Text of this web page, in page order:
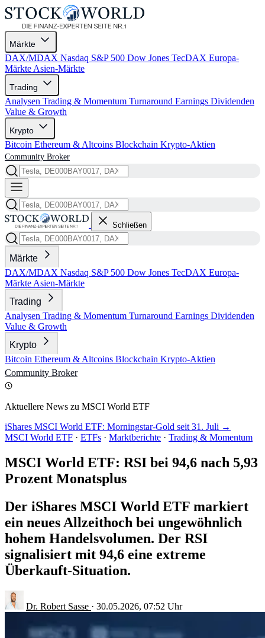
Märkte
DAX/MDAX Nasdaq S&P 500 Dow Jones TecDAX Europa-
Märkte Asien-Märkte
Trading
Analysen Trading & Momentum Turnaround Earnings Dividenden
Value & Growth
Krypto
Bitcoin Ethereum & Altcoins Blockchain Krypto-Aktien
Community Broker
Schließen
Märkte
DAX/MDAX Nasdaq S&P 500 Dow Jones TecDAX Europa-
Märkte Asien-Märkte
Trading
Analysen Trading & Momentum Turnaround Earnings Dividenden
Value & Growth
Krypto
Bitcoin Ethereum & Altcoins Blockchain Krypto-Aktien
Community Broker
Aktuellere News zu MSCI World ETF
iShares MSCI World ETF: Morningstar-Gold seit 31. Juli →
MSCI World ETF · ETFs · Marktberichte · Trading & Momentum
MSCI World ETF: RSI bei 94,6 nach 5,93
Prozent Monatsplus
Der iShares MSCI World ETF markiert
ein neues Allzeithoch bei ungewöhnlich
hohem Handelsvolumen. Der RSI
signalisiert mit 94,6 eine extreme
Überkauft-Situation.
Dr. Robert Sasse · 30.05.2026, 07:52 Uhr